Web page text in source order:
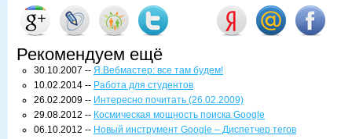
Рекомендуем ещё
30.10.2007 -- Я.Вебмастер: все там будем!
10.02.2014 -- Работа для студентов
26.02.2009 -- Интересно почитать (26.02.2009)
29.08.2012 -- Космическая мощность поиска Google
06.10.2012 -- Новый инструмент Google – Диспетчер тегов